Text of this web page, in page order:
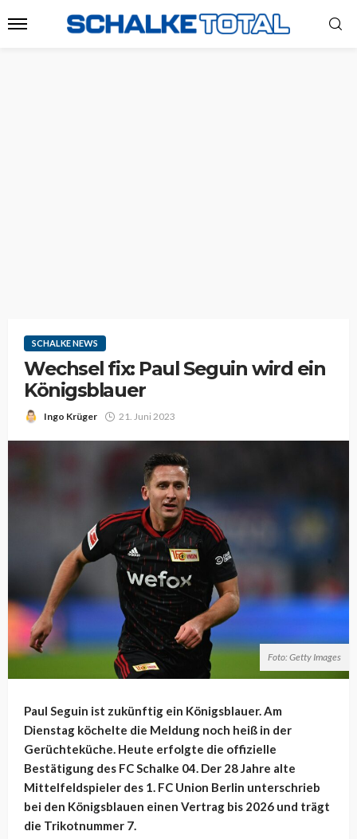
SCHALKE NEWS
Wechsel fix: Paul Seguin wird ein
Königsblauer
Ingo Krüger 21. Juni 2023
Foto: Getty Images
Paul Seguin ist zukünftig ein Königsblauer. Am
Dienstag köchelte die Meldung noch heiß in der
Gerüchteküche. Heute erfolgte die offizielle
Bestätigung des FC Schalke 04. Der 28 Jahre alte
Mittelfeldspieler des 1. FC Union Berlin unterschrieb
bei den Königsblauen einen Vertrag bis 2026 und trägt
die Trikotnummer 7.